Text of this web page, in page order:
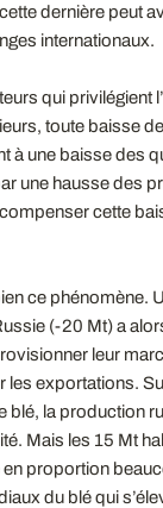
dernière peut
internationaux.
qui privilégient
toute baisse
à une baisse des
une hausse des
cette
ce phénomène.
(-20 Mt) a
leur
les exportations.
blé, la production
Mais les 15 Mt
en proportion
du blé qui